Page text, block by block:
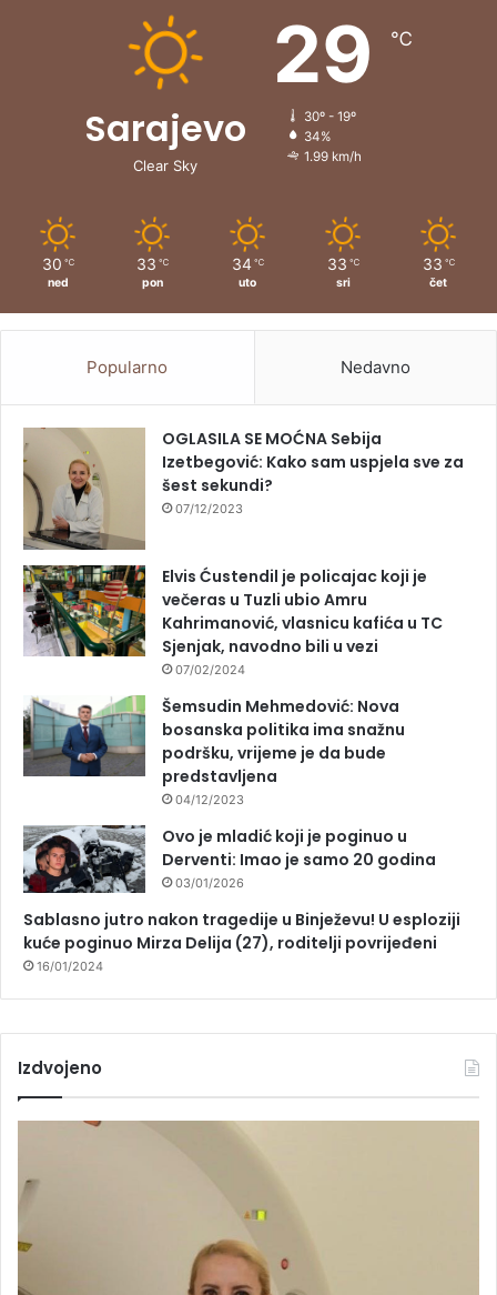
Sarajevo
Clear Sky
29 ℃
30º - 19º
34%
1.99 km/h
30 ℃
ned
33 ℃
pon
34 ℃
uto
33 ℃
sri
33 ℃
čet
Popularno Nedavno
OGLASILA SE MOĆNA Sebija
Izetbegović: Kako sam uspjela sve za
šest sekundi?
07/12/2023
Elvis Ćustendil je policajac koji je
večeras u Tuzli ubio Amru
Kahrimanović, vlasnicu kafića u TC
Sjenjak, navodno bili u vezi
07/02/2024
Šemsudin Mehmedović: Nova
bosanska politika ima snažnu
podršku, vrijeme je da bude
predstavljena
04/12/2023
Ovo je mladić koji je poginuo u
Derventi: Imao je samo 20 godina
03/01/2026
Sablasno jutro nakon tragedije u Binježevu! U esploziji
kuće poginuo Mirza Delija (27), roditelji povrijeđeni
16/01/2024
Izdvojeno